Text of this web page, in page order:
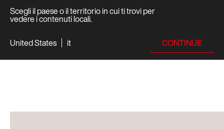
Scegli il paese o il territorio in cui ti trovi per
vedere i contenuti locali.
United States
it CONTINUE